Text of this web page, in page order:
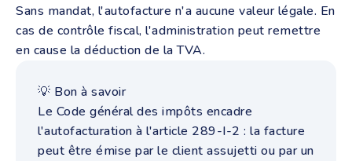
Sans mandat, l'autofacture n'a aucune valeur légale. En
cas de contrôle fiscal, l'administration peut remettre
en cause la déduction de la TVA.
💡 Bon à savoir
Le Code général des impôts encadre
l'autofacturation à l'article 289-I-2 : la facture
peut être émise par le client assujetti ou par un